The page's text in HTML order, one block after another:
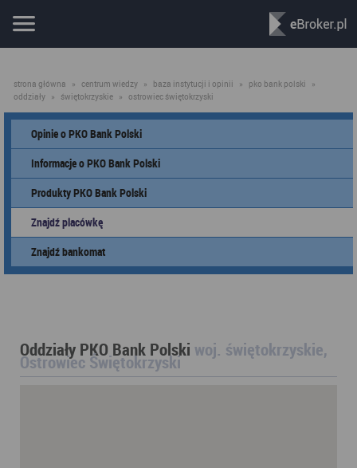
strona główna » centrum wiedzy » baza instytucji i opinii » pko bank polski
»
oddziały » świętokrzyskie » ostrowiec świętokrzyski
Opinie o PKO Bank Polski
Informacje o PKO Bank Polski
Produkty PKO Bank Polski
Znajdź placówkę
Znajdź bankomat
Oddziały PKO Bank Polski woj. świętokrzyskie,
Ostrowiec Świętokrzyski